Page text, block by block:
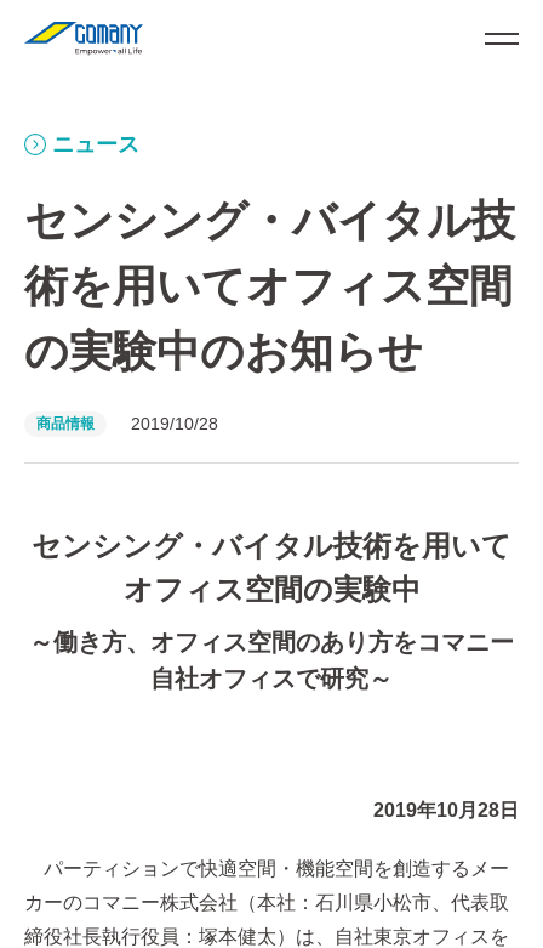
ニュース
センシング・バイタル技
術を用いてオフィス空間
の実験中のお知らせ
商品情報 2019/10/28
センシング・バイタル技術を用いて
オフィス空間の実験中
～働き方、オフィス空間のあり方をコマニー
自社オフィスで研究～
2019年10月28日
パーティションで快適空間・機能空間を創造するメー
カーのコマニー株式会社（本社：石川県小松市、代表取
締役社長執行役員：塚本健太）は、自社東京オフィスを